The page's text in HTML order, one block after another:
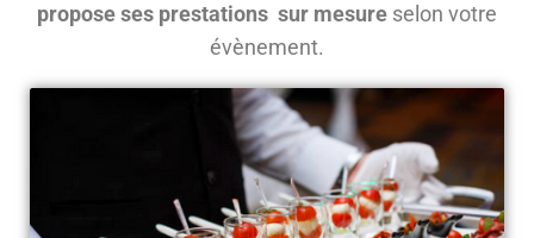
propose ses prestations sur mesure selon votre
évènement.